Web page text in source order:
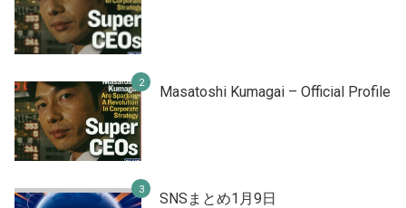
Masatoshi Kumagai – Official Profile
SNSまとめ1月9日